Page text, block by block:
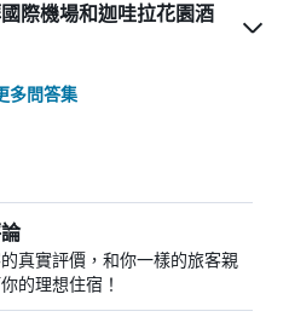
際機場和迦哇拉花園酒
多問答集
真實評價，和你一樣的旅客親
的理想住宿！